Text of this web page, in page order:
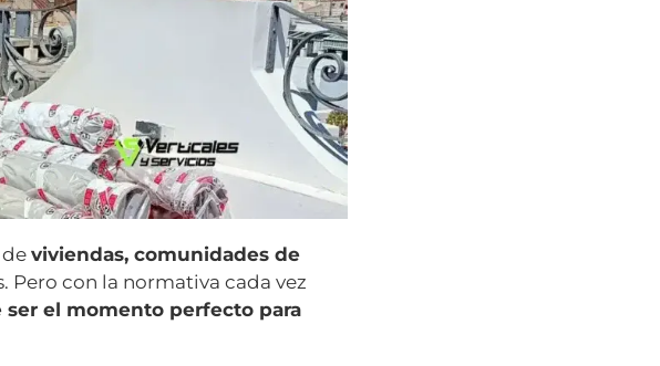
viviendas, comunidades de
Pero con la normativa cada vez
ser el momento perfecto para